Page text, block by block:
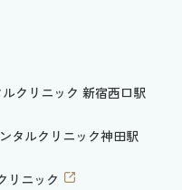
クリニック 新宿西口駅
タルクリニック神田駅
リニック